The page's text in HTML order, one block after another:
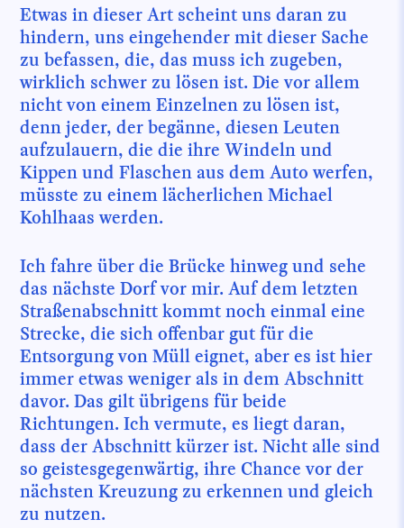
Etwas in dieser Art scheint uns daran zu
hindern, uns eingehender mit dieser Sache
zu befassen, die, das muss ich zugeben,
wirklich schwer zu lösen ist. Die vor allem
nicht von einem Einzelnen zu lösen ist,
denn jeder, der begänne, diesen Leuten
aufzulauern, die die ihre Windeln und
Kippen und Flaschen aus dem Auto werfen,
müsste zu einem lächerlichen Michael
Kohlhaas werden.
Ich fahre über die Brücke hinweg und sehe
das nächste Dorf vor mir. Auf dem letzten
Straßenabschnitt kommt noch einmal eine
Strecke, die sich offenbar gut für die
Entsorgung von Müll eignet, aber es ist hier
immer etwas weniger als in dem Abschnitt
davor. Das gilt übrigens für beide
Richtungen. Ich vermute, es liegt daran,
dass der Abschnitt kürzer ist. Nicht alle sind
so geistesgegenwärtig, ihre Chance vor der
nächsten Kreuzung zu erkennen und gleich
zu nutzen.